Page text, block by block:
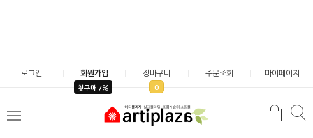
로그인 회원가입
첫구매 7
장바구니
0
주문조회 마이페이지
메
검